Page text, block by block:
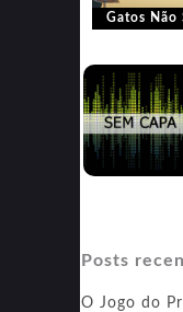
Gatos Não
Posts
O Jogo do